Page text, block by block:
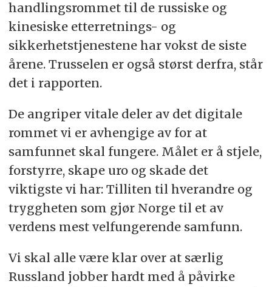
handlingsrommet til de russiske og
kinesiske etterretnings- og
sikkerhetstjenestene har vokst de siste
årene. Trusselen er også størst derfra, står
det i rapporten.
De angriper vitale deler av det digitale
rommet vi er avhengige av for at
samfunnet skal fungere. Målet er å stjele,
forstyrre, skape uro og skade det
viktigste vi har: Tilliten til hverandre og
tryggheten som gjør Norge til et av
verdens mest velfungerende samfunn.
Vi skal alle være klar over at særlig
Russland jobber hardt med å påvirke